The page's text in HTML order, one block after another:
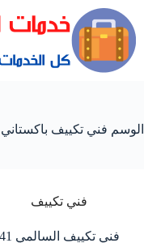
الوسم فني تكييف
فني تكييف